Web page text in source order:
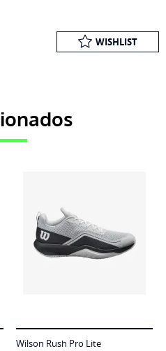
WISHLIST
Wilson Rush Pro Lite